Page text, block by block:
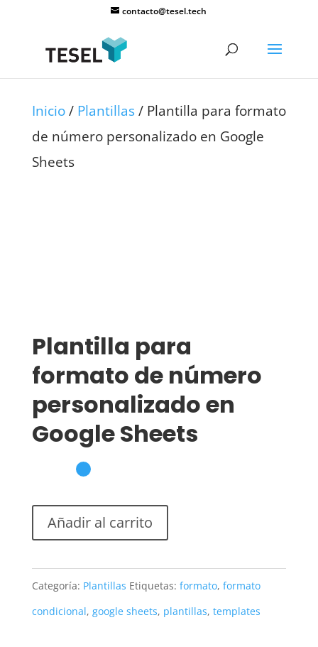
contacto@tesel.tech
Inicio/ Plantillas/ Plantilla para formato
de número personalizado en Google
Sheets
Plantilla para
formato de número
personalizado en
Google Sheets
Añadir al carrito
Categoría: Plantillas Etiquetas: formato, formato
condicional, google sheets, plantillas, templates